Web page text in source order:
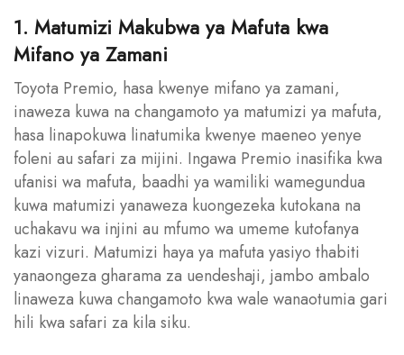
1. Matumizi Makubwa ya Mafuta kwa
Mifano ya Zamani
Toyota Premio, hasa kwenye mifano ya zamani,
inaweza kuwa na changamoto ya matumizi ya mafuta,
hasa linapokuwa linatumika kwenye maeneo yenye
foleni au safari za mijini. Ingawa Premio inasifika kwa
ufanisi wa mafuta, baadhi ya wamiliki wamegundua
kuwa matumizi yanaweza kuongezeka kutokana na
uchakavu wa injini au mfumo wa umeme kutofanya
kazi vizuri. Matumizi haya ya mafuta yasiyo thabiti
yanaongeza gharama za uendeshaji, jambo ambalo
linaweza kuwa changamoto kwa wale wanaotumia gari
hili kwa safari za kila siku.